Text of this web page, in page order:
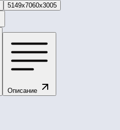
5149x7060x3005
Описание